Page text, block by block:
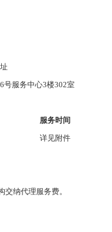
号服务中心3楼302室
服务时间
详见附件
纳代理服务费。